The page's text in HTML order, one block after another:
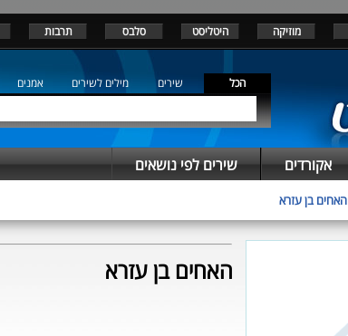
מוזיקה היטליסט סלבס תרבות
הכל שירים מילים לשירים אמנים
אקורדים שירים לפי נושאים
האחים בן עזרא
האחים בן עזרא